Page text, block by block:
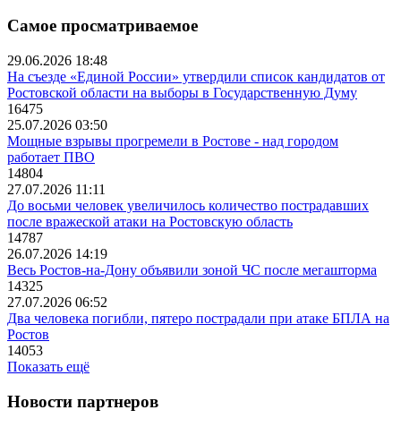
Самое просматриваемое
29.06.2026 18:48
На съезде «Единой России» утвердили список кандидатов от
Ростовской области на выборы в Государственную Думу
16475
25.07.2026 03:50
Мощные взрывы прогремели в Ростове - над городом
работает ПВО
14804
27.07.2026 11:11
До восьми человек увеличилось количество пострадавших
после вражеской атаки на Ростовскую область
14787
26.07.2026 14:19
Весь Ростов-на-Дону объявили зоной ЧС после мегашторма
14325
27.07.2026 06:52
Два человека погибли, пятеро пострадали при атаке БПЛА на
Ростов
14053
Показать ещё
Новости партнеров